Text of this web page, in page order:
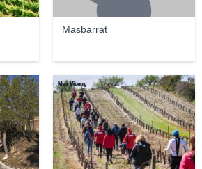
Masbarrat
Mas Vicenç